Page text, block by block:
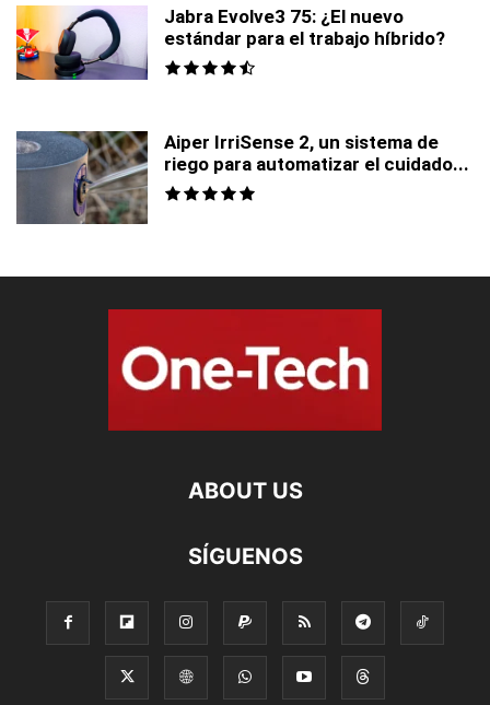
Jabra Evolve3 75: ¿El nuevo
estándar para el trabajo híbrido?
Aiper IrriSense 2, un sistema de
riego para automatizar el cuidado...
ABOUT US
SÍGUENOS